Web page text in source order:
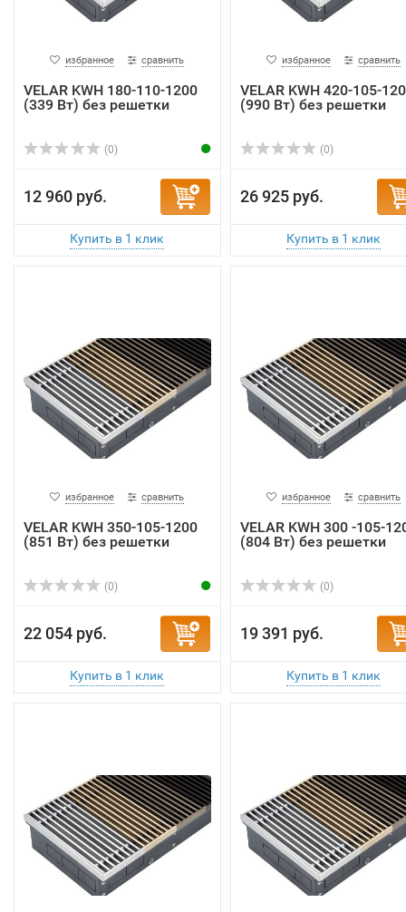
избранное сравнить
VELAR KWH 180-110-1200
(339 Вт) без решетки
(0)
12 960 руб.
избранное сравнить
VELAR KWH 420-105-
(990 Вт) без решетки
(0)
26 925 руб.
избранное сравнить
VELAR KWH 350-105-1200
(851 Вт) без решетки
(0)
22 054 руб.
избранное сравнить
VELAR KWH 300 -105-
(804 Вт) без решетки
(0)
19 391 руб.